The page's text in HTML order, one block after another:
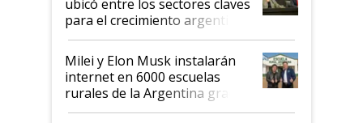
ubicó entre los sectores claves
para el crecimiento argentino
Milei y Elon Musk instalarán
internet en 6000 escuelas
rurales de la Argentina gracias
a un acuerdo con Starlink